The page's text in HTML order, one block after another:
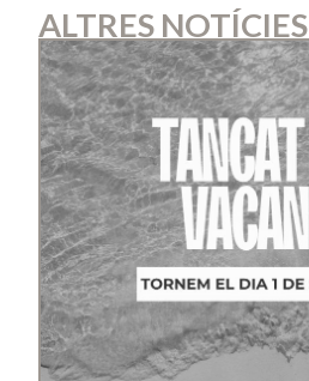
ALTRES NOTÍCIES